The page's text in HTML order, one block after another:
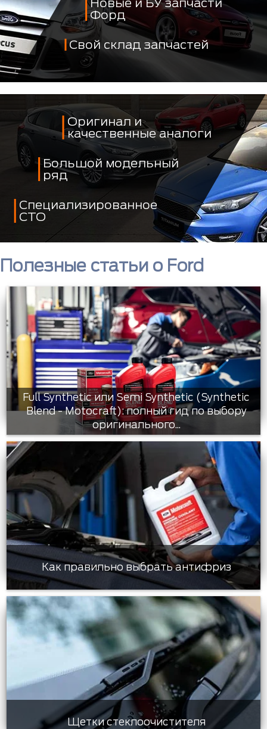
Новые и БУ запчасти
Форд
Свой склад запчастей
Оригинал и
качественные аналоги
Большой модельный
ряд
Специализированное
СТО
Полезные статьи о Ford
Full Synthetic или Semi Synthetic (Synthetic
Blend - Motocraft): полный гид по выбору
оригинального...
Как правильно выбрать антифриз
Щетки стеклоочистителя